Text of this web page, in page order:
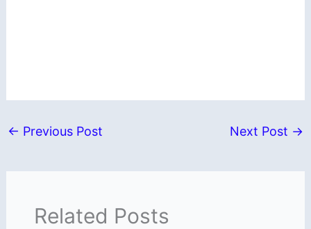
← Previous Post Next Post →
Related Posts